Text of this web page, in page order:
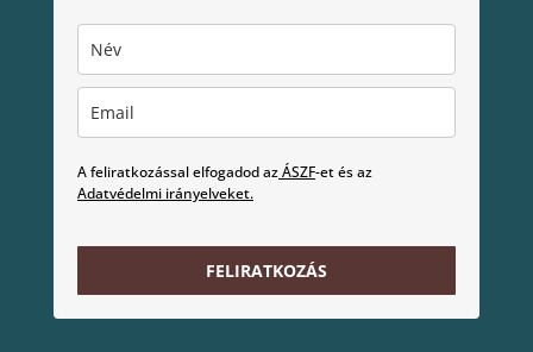
A feliratkozással elfogadod azÁSZF-et és az
Adatvédelmi irányelveket.
FELIRATKOZÁS